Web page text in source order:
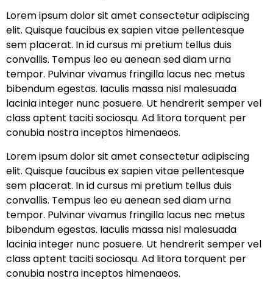
Lorem ipsum dolor sit amet consectetur adipiscing
elit. Quisque faucibus ex sapien vitae pellentesque
sem placerat. In id cursus mi pretium tellus duis
convallis. Tempus leo eu aenean sed diam urna
tempor. Pulvinar vivamus fringilla lacus nec metus
bibendum egestas. Iaculis massa nisl malesuada
lacinia integer nunc posuere. Ut hendrerit semper vel
class aptent taciti sociosqu. Ad litora torquent per
conubia nostra inceptos himenaeos.
Lorem ipsum dolor sit amet consectetur adipiscing
elit. Quisque faucibus ex sapien vitae pellentesque
sem placerat. In id cursus mi pretium tellus duis
convallis. Tempus leo eu aenean sed diam urna
tempor. Pulvinar vivamus fringilla lacus nec metus
bibendum egestas. Iaculis massa nisl malesuada
lacinia integer nunc posuere. Ut hendrerit semper vel
class aptent taciti sociosqu. Ad litora torquent per
conubia nostra inceptos himenaeos.